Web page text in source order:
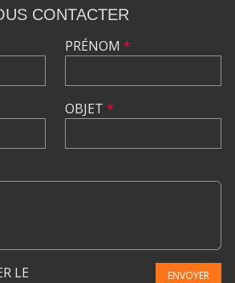
CONTACTER
PRÉNOM *
OBJET *
LE
ENVOYER